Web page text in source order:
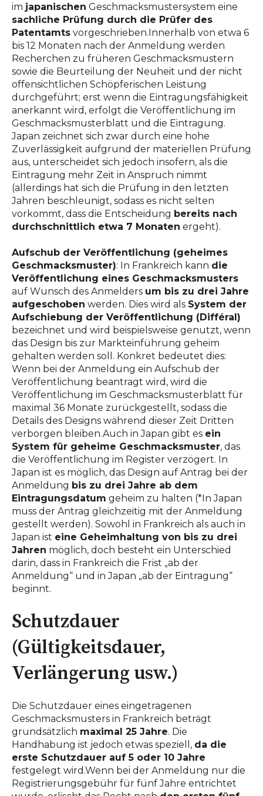
im japanischen Geschmacksmustersystem eine
sachliche Prüfung durch die Prüfer des
Patentamts vorgeschrieben.Innerhalb von etwa 6
bis 12 Monaten nach der Anmeldung werden
Recherchen zu früheren Geschmacksmustern
sowie die Beurteilung der Neuheit und der nicht
offensichtlichen Schöpferischen Leistung
durchgeführt; erst wenn die Eintragungsfähigkeit
anerkannt wird, erfolgt die Veröffentlichung im
Geschmacksmusterblatt und die Eintragung.
Japan zeichnet sich zwar durch eine hohe
Zuverlässigkeit aufgrund der materiellen Prüfung
aus, unterscheidet sich jedoch insofern, als die
Eintragung mehr Zeit in Anspruch nimmt
(allerdings hat sich die Prüfung in den letzten
Jahren beschleunigt, sodass es nicht selten
vorkommt, dass die Entscheidung bereits nach
durchschnittlich etwa 7 Monaten ergeht).
Aufschub der Veröffentlichung (geheimes
Geschmacksmuster): In Frankreich kann die
Veröffentlichung eines Geschmacksmusters
auf Wunsch des Anmelders um bis zu drei Jahre
aufgeschoben werden. Dies wird als System der
Aufschiebung der Veröffentlichung (Différal)
bezeichnet und wird beispielsweise genutzt, wenn
das Design bis zur Markteinführung geheim
gehalten werden soll. Konkret bedeutet dies:
Wenn bei der Anmeldung ein Aufschub der
Veröffentlichung beantragt wird, wird die
Veröffentlichung im Geschmacksmusterblatt für
maximal 36 Monate zurückgestellt, sodass die
Details des Designs während dieser Zeit Dritten
verborgen bleiben.Auch in Japan gibt es ein
System für geheime Geschmacksmuster, das
die Veröffentlichung im Register verzögert. In
Japan ist es möglich, das Design auf Antrag bei der
Anmeldung bis zu drei Jahre ab dem
Eintragungsdatum geheim zu halten (*In Japan
muss der Antrag gleichzeitig mit der Anmeldung
gestellt werden). Sowohl in Frankreich als auch in
Japan ist eine Geheimhaltung von bis zu drei
Jahren möglich, doch besteht ein Unterschied
darin, dass in Frankreich die Frist „ab der
Anmeldung“ und in Japan „ab der Eintragung“
beginnt.
Schutzdauer
(Gültigkeitsdauer,
Verlängerung usw.)
Die Schutzdauer eines eingetragenen
Geschmacksmusters in Frankreich beträgt
grundsätzlich maximal 25 Jahre. Die
Handhabung ist jedoch etwas speziell, da die
erste Schutzdauer auf 5 oder 10 Jahre
festgelegt wird.Wenn bei der Anmeldung nur die
Registrierungsgebühr für fünf Jahre entrichtet